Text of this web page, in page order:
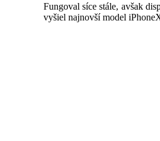
Fungoval síce stále, avšak
vyšiel najnovší model